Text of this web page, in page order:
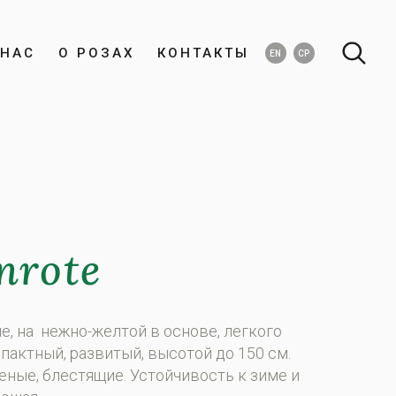
О РОЗАХ КОНТАКТЫ EN СР
на нежно-желтой в основе, легкого
развитый, высотой до 150 см.
блестящие. Устойчивость к зиме и